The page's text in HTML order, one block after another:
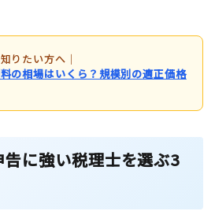
りたい方へ ｜
の相場はいくら？規模別の適正価格
に強い税理士を選ぶ3